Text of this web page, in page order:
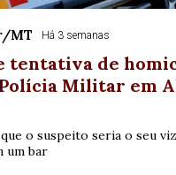
MT Há 3 semanas
tentativa de
Militar em
o suspeito seria o seu
um bar